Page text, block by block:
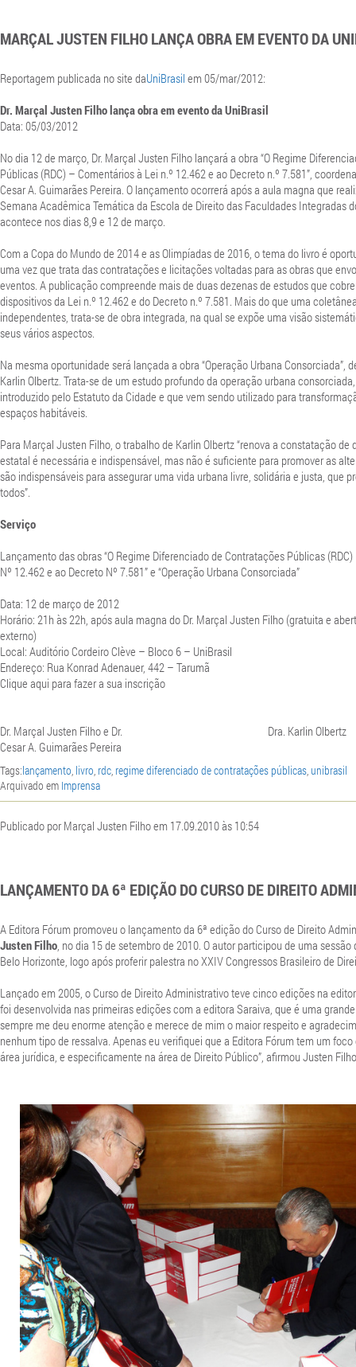
MARÇAL JUSTEN FILHO LANÇA OBRA EM EVENTO DA
Reportagem publicada no site daUniBrasil em 05/mar/2012:
Dr. Marçal Justen Filho lança obra em evento da UniBrasil
Data: 05/03/2012
No dia 12 de março, Dr. Marçal Justen Filho lançará a obra “O Regime
Públicas (RDC) – Comentários à Lei n.º 12.462 e ao Decreto n.º 7.581”,
Cesar A. Guimarães Pereira. O lançamento ocorrerá após a aula magna que
Semana Acadêmica Temática da Escola de Direito das Faculdades Integradas
acontece nos dias 8,9 e 12 de março.
Com a Copa do Mundo de 2014 e as Olimpíadas de 2016, o tema do livro é
uma vez que trata das contratações e licitações voltadas para as obras que
eventos. A publicação compreende mais de duas dezenas de estudos que
dispositivos da Lei n.º 12.462 e do Decreto n.º 7.581. Mais do que uma
independentes, trata-se de obra integrada, na qual se expõe uma visão
seus vários aspectos.
Na mesma oportunidade será lançada a obra “Operação Urbana Consorciada”,
Karlin Olbertz. Trata-se de um estudo profundo da operação urbana
introduzido pelo Estatuto da Cidade e que vem sendo utilizado para
espaços habitáveis.
Para Marçal Justen Filho, o trabalho de Karlin Olbertz “renova a constatação de
estatal é necessária e indispensável, mas não é suficiente para promover as
são indispensáveis para assegurar uma vida urbana livre, solidária e justa, que
todos”.
Serviço
Lançamento das obras “O Regime Diferenciado de Contratações Públicas
Nº 12.462 e ao Decreto Nº 7.581” e “Operação Urbana Consorciada”
Data: 12 de março de 2012
Horário: 21h às 22h, após aula magna do Dr. Marçal Justen Filho (gratuita e
externo)
Local: Auditório Cordeiro Clève – Bloco 6 – UniBrasil
Endereço: Rua Konrad Adenauer, 442 – Tarumã
Clique aqui para fazer a sua inscrição
Dr. Marçal Justen Filho e Dr. Dra. Karlin Olbertz
Cesar A. Guimarães Pereira
Tags:lançamento, livro, rdc, regime diferenciado de contratações públicas, unibrasil
Arquivado em Imprensa
Publicado por Marçal Justen Filho em 17.09.2010 às 10:54
LANÇAMENTO DA 6ª EDIÇÃO DO CURSO DE DIREITO
A Editora Fórum promoveu o lançamento da 6ª edição do Curso de Direito
Justen Filho, no dia 15 de setembro de 2010. O autor participou de uma
Belo Horizonte, logo após proferir palestra no XXIV Congressos Brasileiro de
Lançado em 2005, o Curso de Direito Administrativo teve cinco edições na
foi desenvolvida nas primeiras edições com a editora Saraiva, que é uma
sempre me deu enorme atenção e merece de mim o maior respeito e
nenhum tipo de ressalva. Apenas eu verifiquei que a Editora Fórum tem um
área jurídica, e especificamente na área de Direito Público”, afirmou Justen